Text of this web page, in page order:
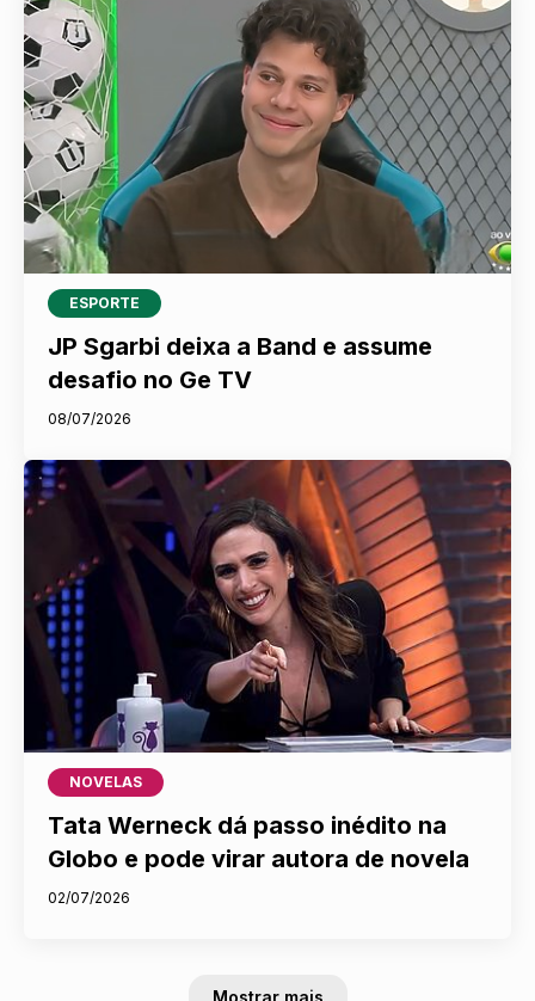
ESPORTE
JP Sgarbi deixa a Band e assume
desafio no Ge TV
08/07/2026
NOVELAS
Tata Werneck dá passo inédito na
Globo e pode virar autora de novela
02/07/2026
Mostrar mais